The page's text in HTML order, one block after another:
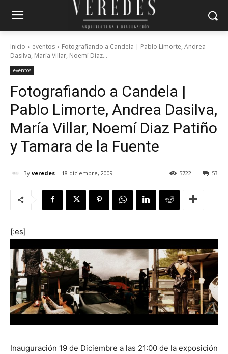
Inicio eventos
Fotografiando a Candela | Pablo Limorte, Andrea
Dasilva, María Villar, Noemí Diaz...
eventos
Fotografiando a Candela |
Pablo Limorte, Andrea Dasilva,
María Villar, Noemí Diaz Patiño
y Tamara de la Fuente
By veredes 18 diciembre, 2009 53
5722
[:es]
Inauguración 19 de Diciembre a las 21:00 de la exposición